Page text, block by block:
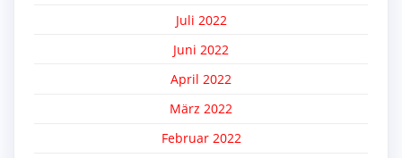
Juli 2022
Juni 2022
April 2022
März 2022
Februar 2022